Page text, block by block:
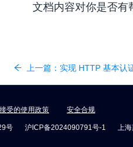
文档内容对你是否有
上一篇： 实现 HTTP 基本认
受的使用政策 安全合规
号 沪ICP备2024090791号-1 上海